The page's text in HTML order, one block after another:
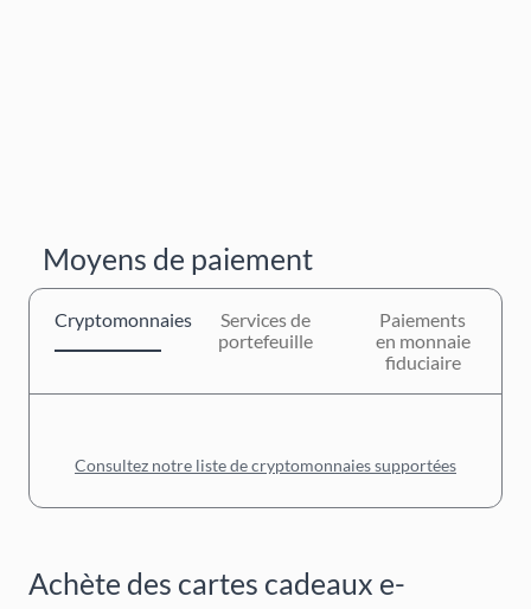
Moyens de paiement
Cryptomonnaies
Services de
portefeuille
Paiements
en monnaie
fiduciaire
Consultez notre liste de cryptomonnaies supportées
Achète des cartes cadeaux e-